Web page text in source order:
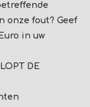
onze fout? Geef
in uw
DE